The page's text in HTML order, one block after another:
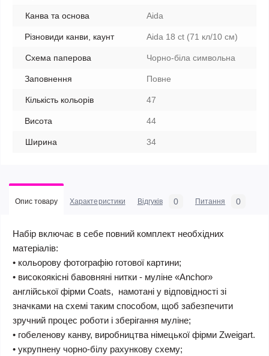
Канва та основа Aida
Різновиди канви, каунт Aida 18 ct (71 кл/10 см)
Схема паперова Чорно-біла символьна
Заповнення Повне
Кількість кольорів 47
Висота 44
Ширина 34
Опис товару Характеристики Відгуків 0 Питання 0
Набір включає в себе повний комплект необхідних
матеріалів:
• кольорову фотографію готової картини;
• високоякісні бавовняні нитки - муліне «Anchor»
англійської фірми Coats, намотані у відповідності зі
значками на схемі таким способом, щоб забезпечити
зручний процес роботи і зберігання муліне;
• гобеленову канву, виробництва німецької фірми Zweigart.
• укрупнену чорно-білу рахункову схему;